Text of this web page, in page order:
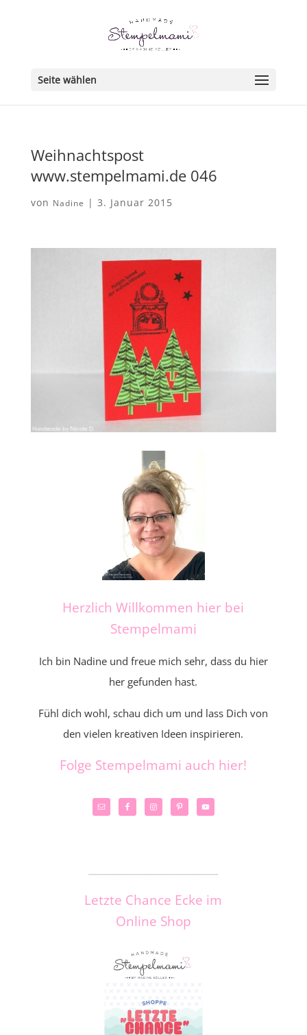
Seite wählen
Weihnachtspost
www.stempelmami.de 046
von Nadine | 3. Januar 2015
Herzlich Willkommen hier bei
Stempelmami
Ich bin Nadine und freue mich sehr, dass du hier
her gefunden hast.
Fühl dich wohl, schau dich um und lass Dich von
den vielen kreativen Ideen inspirieren.
Folge Stempelmami auch hier!
Letzte Chance Ecke im
Online Shop